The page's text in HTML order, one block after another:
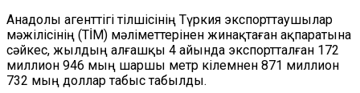
Анадолы агенттігі тілшісінің Түркия экспорттаушылар
мәжілісінің (TİM) мәліметтерінен жинақтаған ақпаратына
сәйкес, жылдың алғашқы 4 айында экспортталған 172
миллион 946 мың шаршы метр кілемнен 871 миллион
732 мың доллар табыс табылды.